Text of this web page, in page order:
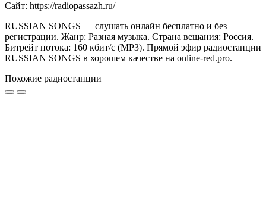
Сайт: https://radiopassazh.ru/
RUSSIAN SONGS — слушать онлайн бесплатно и без
регистрации. Жанр: Разная музыка. Страна вещания: Россия.
Битрейт потока: 160 кбит/с (MP3). Прямой эфир радиостанции
RUSSIAN SONGS в хорошем качестве на online-red.pro.
Похожие радиостанции